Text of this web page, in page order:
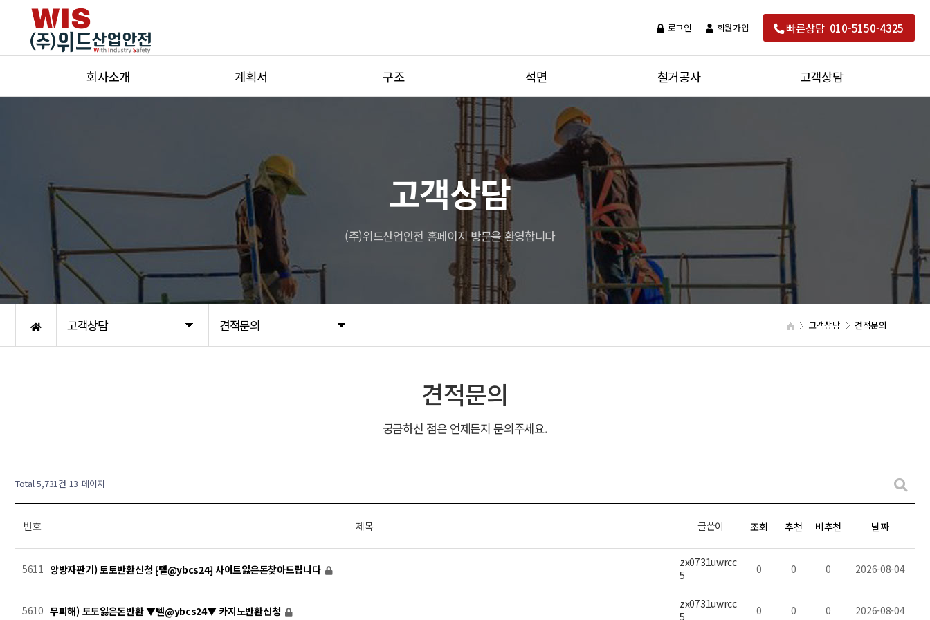
빠른상담 010-5150-4325
로그인 회원가입
회사소개
등록증
오시는 길
계획서
유해위험방지계획서
안전보건대장
설계안전성검토
교육시설안전성평가
위험성평가
안전보건관리체계구축
기타안전서류대행
구조
기타구조안정성검토
석면
석면해체공사
석면감리
철거공사 고객상담
고객상담 견적문의 고객상담 견적문의
고객상담
(주)위드산업안전 홈페이지 방문을 환영합니다
견적문의
궁금하신 점은 언제든지 문의주세요.
Total 5,731건 13 페이지
번호 제목 글쓴이 조회 추천 비추천 날짜
5611 양방자판기) 토토반환신청 ⁅텔@ybcs24⁆ 사이트잃은돈찾아드립니다
zx0731uwrcc
5
0 0 0 2026-08-04
5610 무피해) 토토잃은돈반환 ▼텔@ybcs24▼ 카지노반환신청
zx0731uwrcc
5
0 0 0 2026-08-04